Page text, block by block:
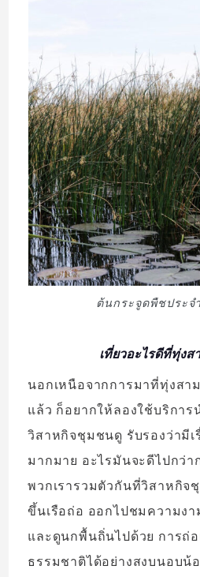
ต้นกระจูดพืชประจ
เที่ยวอะไรดีที่ทุ่งส
นอกเหนือจากการมาที่ทุ่งสา
แล้ว ก็อยากให้ลองใช้บริการ
วิสาหกิจชุมชนดู รับรองว่ามีเ
มากมาย อะไรมันจะดีไปกว่า
พวกเรารวมตัวกันที่วิสาหกิจ
ขึ้นเรือถ่อ ออกไปชมความง
และดูนกพื้นถิ่นไปด้วย การถ่อ
ธรรมชาติได้อย่างสงบนอบน้